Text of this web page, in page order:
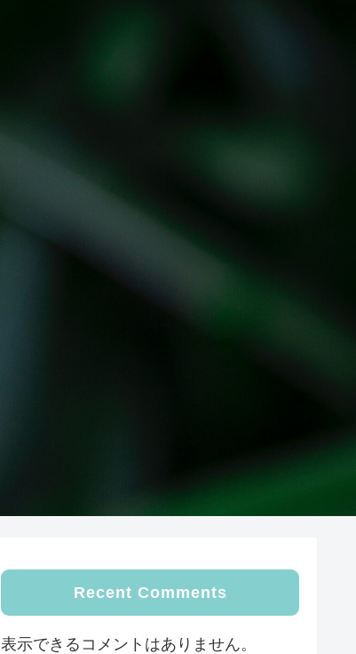
Recent Comments
表示できるコメントはありません。